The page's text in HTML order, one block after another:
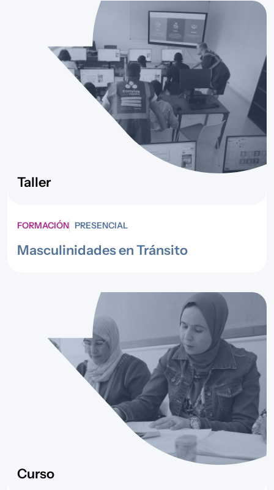
Taller
FORMACIÓN PRESENCIAL
Masculinidades en Tránsito
Curso